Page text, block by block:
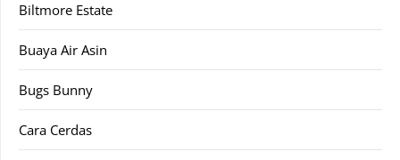
Biltmore Estate
Buaya Air Asin
Bugs Bunny
Cara Cerdas